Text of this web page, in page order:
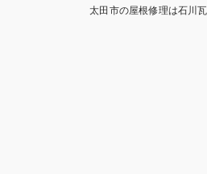
太田市の屋根修理は石川